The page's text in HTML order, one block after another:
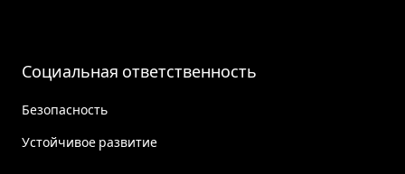
Социальная ответственность
Безопасность
Устойчивое развитие